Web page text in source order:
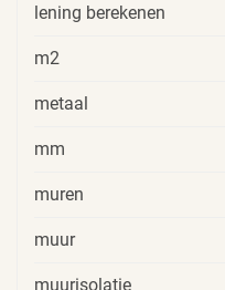
lening berekenen
m2
metaal
mm
muren
muur
muurisolatie